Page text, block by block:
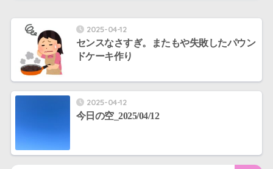
2025-04-12
センスなさすぎ。またもや失敗したパウン
ドケーキ作り
2025-04-12
今日の空_2025/04/12